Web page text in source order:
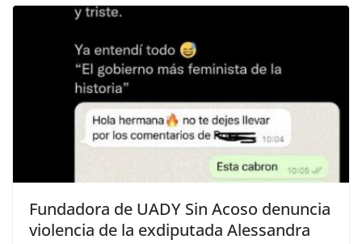
Fundadora de UADY Sin Acoso denuncia
violencia de la exdiputada Alessandra